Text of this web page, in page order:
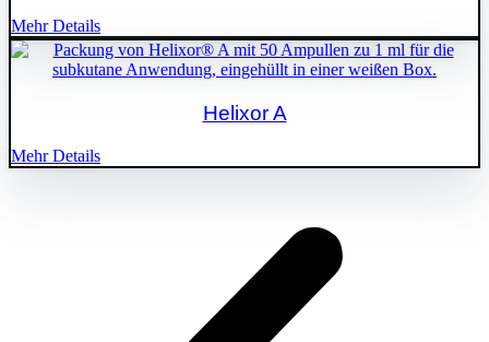
Mehr Details
Helixor A
Mehr Details